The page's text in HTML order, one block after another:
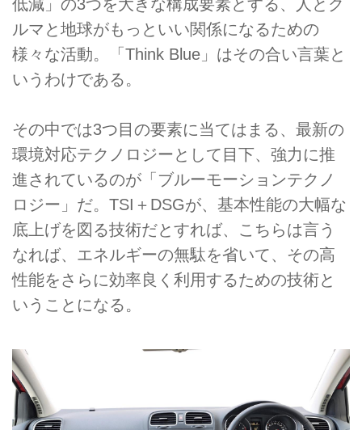
低減」の3つを大きな構成要素とする、人とク
ルマと地球がもっといい関係になるための
様々な活動。「Think Blue」はその合い言葉と
いうわけである。
その中では3つ目の要素に当てはまる、最新の
環境対応テクノロジーとして目下、強力に推
進されているのが「ブルーモーションテクノ
ロジー」だ。TSI＋DSGが、基本性能の大幅な
底上げを図る技術だとすれば、こちらは言う
なれば、エネルギーの無駄を省いて、その高
性能をさらに効率良く利用するための技術と
いうことになる。